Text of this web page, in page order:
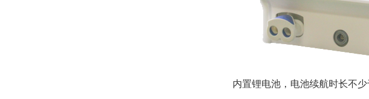
内置锂电池 ，电池续航时长不